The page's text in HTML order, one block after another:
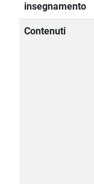
insegnamento
Contenuti